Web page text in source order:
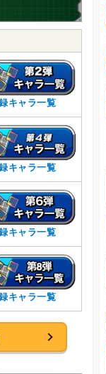
キャラ一覧
キャラ一覧
キャラ一覧
キャラ一覧